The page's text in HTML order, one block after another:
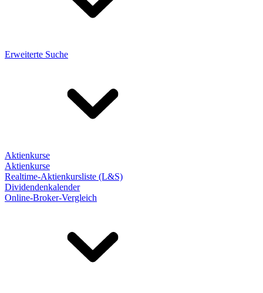
Erweiterte Suche
Aktienkurse
Aktienkurse
Realtime-Aktienkursliste (L&S)
Dividendenkalender
Online-Broker-Vergleich